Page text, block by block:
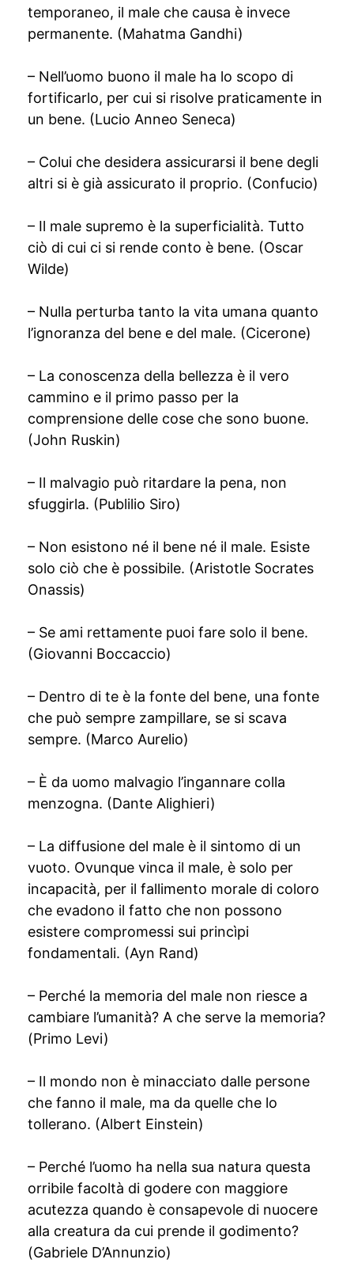
temporaneo, il male che causa è invece
permanente. (Mahatma Gandhi)
– Nell’uomo buono il male ha lo scopo di
fortificarlo, per cui si risolve praticamente in
un bene. (Lucio Anneo Seneca)
– Colui che desidera assicurarsi il bene degli
altri si è già assicurato il proprio. (Confucio)
– Il male supremo è la superficialità. Tutto
ciò di cui ci si rende conto è bene. (Oscar
Wilde)
– Nulla perturba tanto la vita umana quanto
l’ignoranza del bene e del male. (Cicerone)
– La conoscenza della bellezza è il vero
cammino e il primo passo per la
comprensione delle cose che sono buone.
(John Ruskin)
– Il malvagio può ritardare la pena, non
sfuggirla. (Publilio Siro)
– Non esistono né il bene né il male. Esiste
solo ciò che è possibile. (Aristotle Socrates
Onassis)
– Se ami rettamente puoi fare solo il bene.
(Giovanni Boccaccio)
– Dentro di te è la fonte del bene, una fonte
che può sempre zampillare, se si scava
sempre. (Marco Aurelio)
– È da uomo malvagio l’ingannare colla
menzogna. (Dante Alighieri)
– La diffusione del male è il sintomo di un
vuoto. Ovunque vinca il male, è solo per
incapacità, per il fallimento morale di coloro
che evadono il fatto che non possono
esistere compromessi sui princìpi
fondamentali. (Ayn Rand)
– Perché la memoria del male non riesce a
cambiare l’umanità? A che serve la memoria?
(Primo Levi)
– Il mondo non è minacciato dalle persone
che fanno il male, ma da quelle che lo
tollerano. (Albert Einstein)
– Perché l’uomo ha nella sua natura questa
orribile facoltà di godere con maggiore
acutezza quando è consapevole di nuocere
alla creatura da cui prende il godimento?
(Gabriele D’Annunzio)